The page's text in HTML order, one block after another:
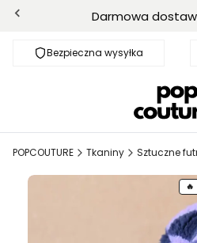
Darmowa
Bezpieczna wysyłka
POPCOUTURE Tkaniny Sztuczne